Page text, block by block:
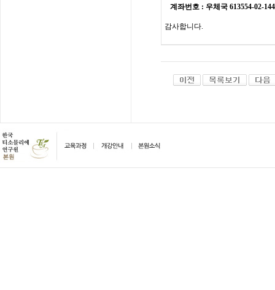
계좌번호 : 우체국 613554-02-
감사합니다.